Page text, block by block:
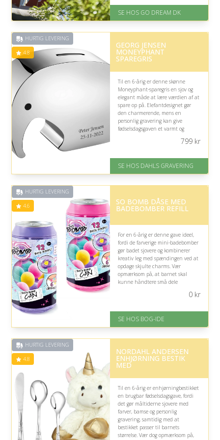
På lager
Levering: E-gavekort kan leveres
SE HOS GO DREAM DK
HURTIG LEVERING
4.8
GEORG JENSEN
MONEYPHANT
SPAREGRIS
Til en 6-årig er denne skønne
Moneyphant-sparegris en sjov og
elegant måde at lære værdien af at
spare op på. Elefantdesignet gør
den charmerende, mens en
personlig gravering kan give
fødselsdagsgaven et varmt og
Gratis fragt
på 4.8 ud af 5
799kr
SE HOS DAHLS GRAVERING
HURTIG LEVERING
4.6 SO BOMB DÅSE MED
BADEBOMBER REFILL
For en 6-årig er denne gave ideel,
fordi de farverige mini-badebomber
gør badet sjovere og kombinerer
kreativ leg med spændingen ved at
opdage skjulte charms. Vær
opmærksom på, at barnet skal
kunne håndtere små dele
På lager
Levering: 1-3 hverdage -
Gratis fragt
på 4.6 ud af 5
0kr
SE HOS BOG-IDE
HURTIG LEVERING
4.8
NORDAHL ANDERSEN
ENHJØRNING BESTIK
MED
Til en 6-årig er enhjørningbestikket
en brugbar fødselsdagsgave, fordi
det gør måltiderne sjovere med
farver, bamse og personlig
gravering, samtidig med at
bestikket passer til barnets
størrelse. Vær dog opmærksom på,